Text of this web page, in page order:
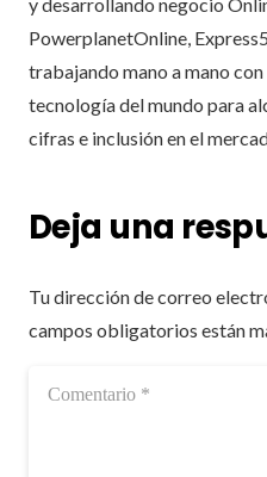
PowerplanetOnline,
trabajando mano a mano
tecnología del mundo para
cifras e inclusión en el
Deja una
Tu dirección de correo
campos obligatorios están